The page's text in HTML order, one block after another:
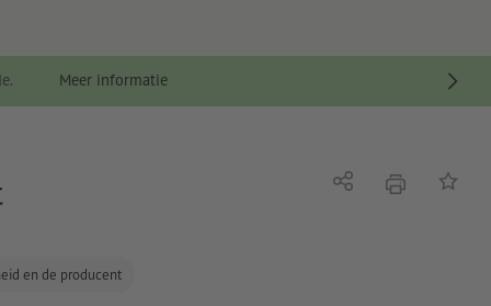
Meer informatie
en de producent
Delen afdrukkenOp de